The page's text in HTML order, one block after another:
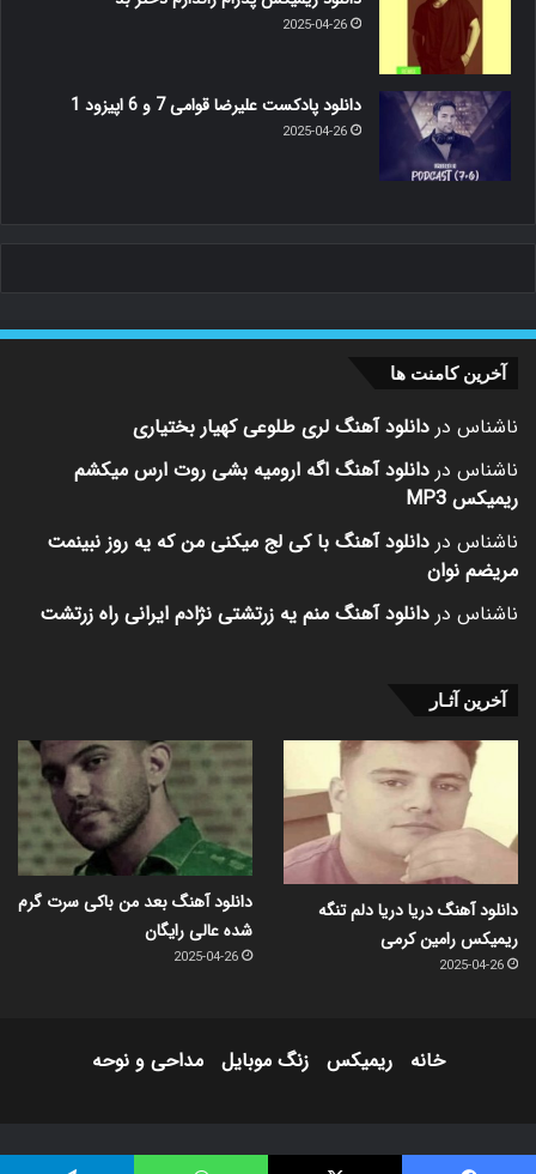
2025-04-26
دانلود پادکست علیرضا قوامی 7 و 6 اپیزود 1
2025-04-26
آخرین کامنت ها
ناشناس در دانلود آهنگ لری طلوعی کهیار بختیاری
ناشناس در دانلود آهنگ اگه ارومیه بشی روت ارس میکشم
ریمیکس MP3
ناشناس در دانلود آهنگ با کی لج میکنی من که یه روز نبینمت
مریضم نوان
ناشناس در دانلود آهنگ منم یه زرتشتی نژادم ایرانی راه زرتشت
آخرین آثـار
دانلود آهنگ دریا دریا دلم تنگه
ریمیکس رامین کرمی
2025-04-26
دانلود آهنگ بعد من باکی سرت گرم
شده عالی رایگان
2025-04-26
خانه ریمیکس زنگ موبایل مداحی و نوحه